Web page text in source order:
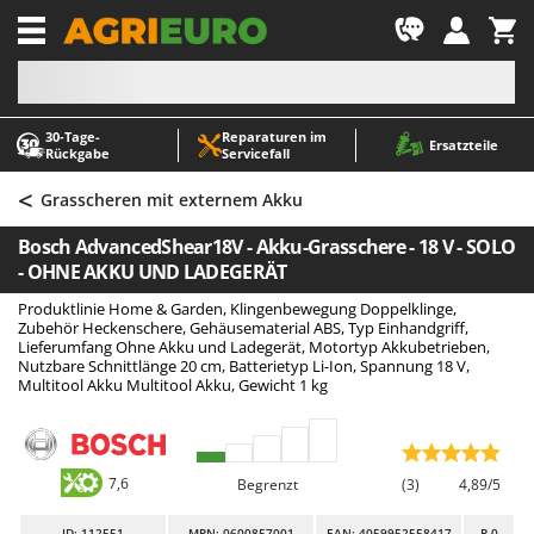
30‑Tage-
Rückgabe
Reparaturen im
Servicefall
Ersatzteile
-1
A
Abbeermaschinen - Traubenmühlen
Abfüllgeräte
Akku Gartenscheren
Akku Gras- und Strauchscheren
Akku-Stichsägen
Allzwecktransporter - Motorschubkarren
Alu-Teleskopleitern
Arbeitsschutzkleidung
Aschesauger
A
ABAC
AgriEuro Premium
AgriEuro TOP-LINE
AGT
Aima
Airmec
AL-KO
Alce
Alpina
< Grasscheren mit externem Akku
Bosch AdvancedShear18V - Akku-Grasschere - 18 V - SOLO
- OHNE AKKU UND LADEGERÄT
Produktlinie Home & Garden, Klingenbewegung Doppelklinge,
Zubehör Heckenschere, Gehäusematerial ABS, Typ Einhandgriff,
Lieferumfang Ohne Akku und Ladegerät, Motortyp Akkubetrieben,
Nutzbare Schnittlänge 20 cm, Batterietyp Li-Ion, Spannung 18 V,
Multitool Akku Multitool Akku, Gewicht 1 kg
7,6 Begrenzt (3) 4,89/5